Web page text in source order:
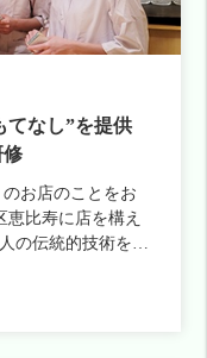
事です。具体的に
バレーボールなど
することもあるそ
ポーツ協会から
に揺れが少なくな
るお客さんも楽し
すか？ 玉木さ
の方と直接やり取
。ただ、部署自体
を受講された小林
らっしゃいます。
ほど規模が大きく
フロント業務全
に何でもですね
業務の中で英語を
ん：焼津は漁業
ている外国の方が
ー」という専門家
す。他には電話や
ます。 --今回
英語を使う機会自
やはり定期的に海
低限対応できるよ
それと、個人的に
ンジして自分の視
集の時期がちょう
てなし”を提供
お店のことをお
の伝統的技術を用
をこめた接客を大
けではなく、たく